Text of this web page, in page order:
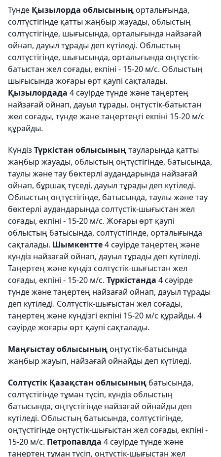
Түнде Қызылорда облысыныңорталығында,
солтүстігінде қатты жаңбыр жауады, облыстың
солтүстігінде, шығысында, орталығында найзағай
ойнап, дауыл тұрады деп күтіледі. Облыстың
солтүстігінде, шығысында, орталығында оңтүстік-
батыстан жел соғады, екпіні - 15-20 м/с. Облыстың
шығысында жоғары өрт қаупі сақталады.
Қызылордада 4 сәуірде түнде және таңертең
найзағай ойнап, дауыл тұрады, оңтүстік-батыстан
жел соғады, түнде және таңертеңгі екпіні 15-20 м/с
құрайды.
Күндіз Түркістан облысыныңтауларында қатты
жаңбыр жауады, облыстың оңтүстігінде, батысында,
таулы және тау бөктерлі аудандарында найзағай
ойнап, бұршақ түседі, дауыл тұрады деп күтіледі.
Облыстың оңтүстігінде, батысында, таулы және тау
бөктерлі аудандарында солтүстік-шығыстан жел
соғады, екпіні - 15-20 м/с. Жоғары өрт қаупі
облыстың батысында, солтүстігінде, орталығында
сақталады. Шымкентте4 сәуірде таңертең және
күндіз найзағай ойнап, дауыл тұрады деп күтіледі.
Таңертең және күндіз солтүстік-шығыстан жел
соғады, екпіні - 15-20 м/с. Түркістанда 4 сәуірде
түнде және таңертең найзағай ойнап, дауыл тұрады
деп күтіледі. Солтүстік-шығыстан жел соғады,
таңертең және күндізгі екпіні 15-20 м/с құрайды. 4
сәуірде жоғары өрт қаупі сақталады.
Маңғыстау облысыныңоңтүстік-батысында
жаңбыр жауып, найзағай ойнайды деп күтіледі.
Солтүстік Қазақстан облысының батысында,
солтүстігінде тұман түсіп, күндіз облыстың
батысында, оңтүстігінде найзағай ойнайды деп
күтіледі. Облыстың батысында, солтүстігінде,
оңтүстігінде оңтүстік-шығыстан жел соғады, екпіні -
15-20 м/с. Петропавлда 4 сәуірде түнде және
таңертең тұман түсіп, оңтүстік-шығыстан жел